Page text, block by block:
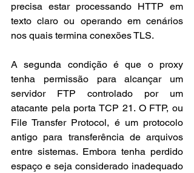
precisa estar processando HTTP em
texto claro ou operando em cenários
nos quais termina conexões TLS.
A segunda condição é que o proxy
tenha permissão para alcançar um
servidor FTP controlado por um
atacante pela porta TCP 21. O FTP, ou
File Transfer Protocol, é um protocolo
antigo para transferência de arquivos
entre sistemas. Embora tenha perdido
espaço e seja considerado inadequado